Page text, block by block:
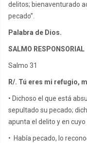
delitos; bienaventurado
pecado”.
Palabra de Dios.
SALMO RESPONSORIAL
Salmo 31
R/. Tú eres mi refugio,
• Dichoso el que está
sepultado su pecado;
apunta el delito y en
• Había pecado, lo